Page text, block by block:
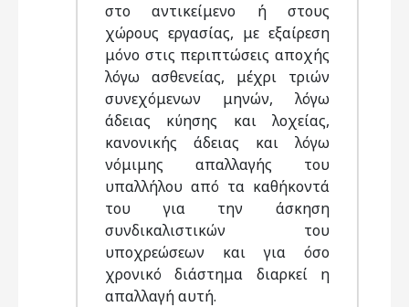
στο αντικείμενο ή στους
χώρους εργασίας, με εξαίρεση
μόνο στις περιπτώσεις αποχής
λόγω ασθενείας, μέχρι τριών
συνεχόμενων μηνών, λόγω
άδειας κύησης και λοχείας,
κανονικής άδειας και λόγω
νόμιμης απαλλαγής του
υπαλλήλου από τα καθήκοντά
του για την άσκηση
συνδικαλιστικών του
υποχρεώσεων και για όσο
χρονικό διάστημα διαρκεί η
απαλλαγή αυτή.